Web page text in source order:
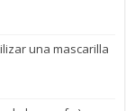
una mascarilla